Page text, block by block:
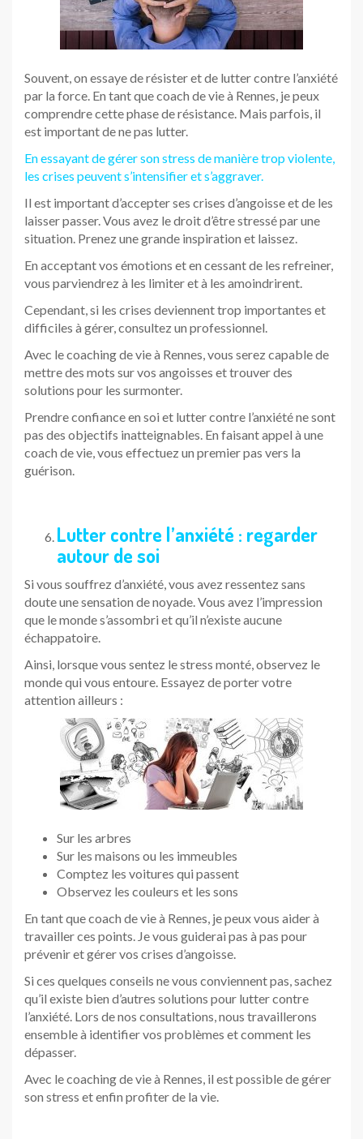
Souvent, on essaye de résister et de lutter contre l’anxiété
par la force. En tant que coach de vie à Rennes, je peux
comprendre cette phase de résistance. Mais parfois, il
est important de ne pas lutter.
En essayant de gérer son stress de manière trop violente,
les crises peuvent s’intensifier et s’aggraver.
Il est important d’accepter ses crises d’angoisse et de les
laisser passer. Vous avez le droit d’être stressé par une
situation. Prenez une grande inspiration et laissez.
En acceptant vos émotions et en cessant de les refreiner,
vous parviendrez à les limiter et à les amoindrirent.
Cependant, si les crises deviennent trop importantes et
difficiles à gérer, consultez un professionnel.
Avec le coaching de vie à Rennes, vous serez capable de
mettre des mots sur vos angoisses et trouver des
solutions pour les surmonter.
Prendre confiance en soi et lutter contre l’anxiété ne sont
pas des objectifs inatteignables. En faisant appel à une
coach de vie, vous effectuez un premier pas vers la
guérison.
Lutter contre l’anxiété : regarder
autour de soi
Si vous souffrez d’anxiété, vous avez ressentez sans
doute une sensation de noyade. Vous avez l’impression
que le monde s’assombri et qu’il n’existe aucune
échappatoire.
Ainsi, lorsque vous sentez le stress monté, observez le
monde qui vous entoure. Essayez de porter votre
attention ailleurs :
Sur les arbres
Sur les maisons ou les immeubles
Comptez les voitures qui passent
Observez les couleurs et les sons
En tant que coach de vie à Rennes, je peux vous aider à
travailler ces points. Je vous guiderai pas à pas pour
prévenir et gérer vos crises d’angoisse.
Si ces quelques conseils ne vous conviennent pas, sachez
qu’il existe bien d’autres solutions pour lutter contre
l’anxiété. Lors de nos consultations, nous travaillerons
ensemble à identifier vos problèmes et comment les
dépasser.
Avec le coaching de vie à Rennes, il est possible de gérer
son stress et enfin profiter de la vie.